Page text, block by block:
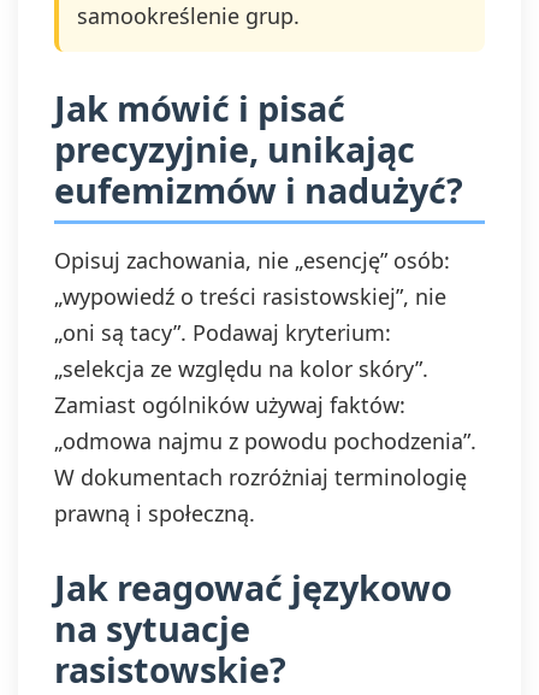
samookreślenie grup.
Jak mówić i pisać
precyzyjnie, unikając
eufemizmów i nadużyć?
Opisuj zachowania, nie „esencję” osób:
„wypowiedź o treści rasistowskiej”, nie
„oni są tacy”. Podawaj kryterium:
„selekcja ze względu na kolor skóry”.
Zamiast ogólników używaj faktów:
„odmowa najmu z powodu pochodzenia”.
W dokumentach rozróżniaj terminologię
prawną i społeczną.
Jak reagować językowo
na sytuacje
rasistowskie?